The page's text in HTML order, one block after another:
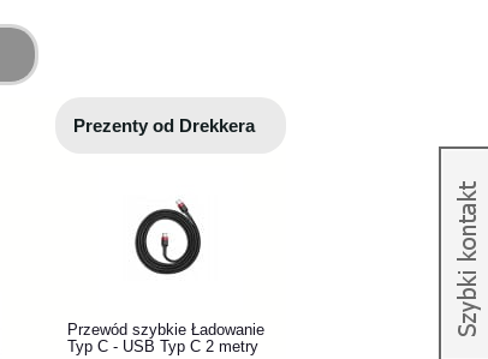
Prezenty od Drekkera
Przewód szybkie Ładowanie
Typ C - USB Typ C 2 metry